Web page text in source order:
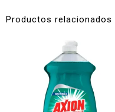
Productos relacionados